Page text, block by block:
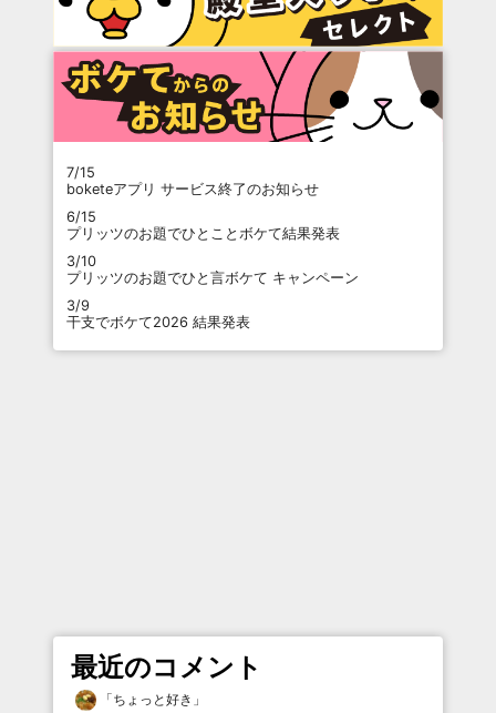
7/15
boketeアプリ サービス終了のお知らせ
6/15
プリッツのお題でひとことボケて結果発表
3/10
プリッツのお題でひと言ボケて キャンペーン
3/9
干支でボケて2026 結果発表
最近のコメント
「ちょっと好き 」